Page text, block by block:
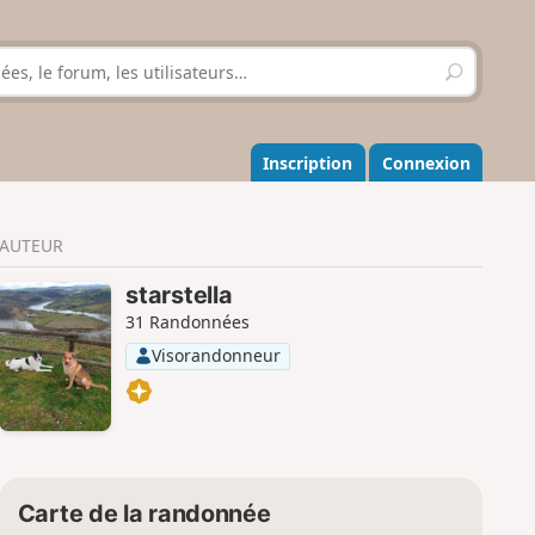
R
e
h
e
r
r
Inscription Connexion
AUTEUR
starstella
31 Randonnées
Visorandonneur
Carte de la randonnée